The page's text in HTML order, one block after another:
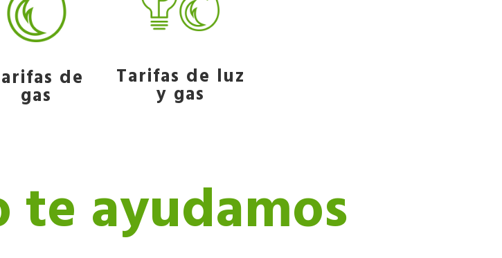
de
gas
Tarifas de luz
y gas
te ayudamos